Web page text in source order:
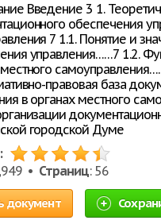
Введение 3 1.
обеспечения
7 1.1. Понятие и
управления……7 1.2.
местного
правовая база
в органах местного
городской Думе
• Страниц: 56
документ